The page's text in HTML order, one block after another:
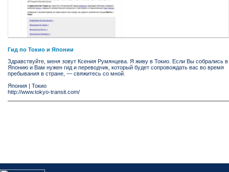
Гид по Токио и Японии
Здравствуйте, меня зовут Ксения Румянцева. Я живу в Токио. Если Вы собрались в
Японию и Вам нужен гид и переводчик, который будет сопровождать вас во время
пребывания в стране, — свяжитесь со мной.
Япония | Токио
http://www.tokyo-transit.com/